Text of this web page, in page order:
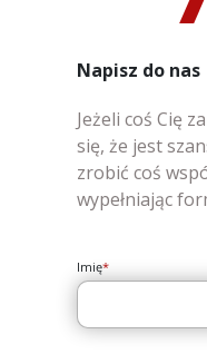
Napisz do nas
Jeżeli coś Cię
się, że jest
zrobić coś
wypełniając
Imię*